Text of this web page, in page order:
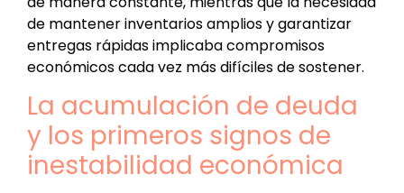
de mantener inventarios amplios y garantizar
entregas rápidas implicaba compromisos
económicos cada vez más difíciles de sostener.
La acumulación de deuda
y los primeros signos de
inestabilidad económica